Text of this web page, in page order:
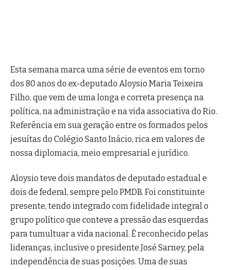
Esta semana marca uma série de eventos em torno
dos 80 anos do ex-deputado Aloysio Maria Teixeira
Filho, que vem de uma longa e correta presença na
política, na administração e na vida associativa do Rio.
Referência em sua geração entre os formados pelos
jesuítas do Colégio Santo Inácio, rica em valores de
nossa diplomacia, meio empresarial e jurídico.
Aloysio teve dois mandatos de deputado estadual e
dois de federal, sempre pelo PMDB. Foi constituinte
presente, tendo integrado com fidelidade integral o
grupo político que conteve a pressão das esquerdas
para tumultuar a vida nacional. É reconhecido pelas
lideranças, inclusive o presidente José Sarney, pela
independência de suas posições. Uma de suas